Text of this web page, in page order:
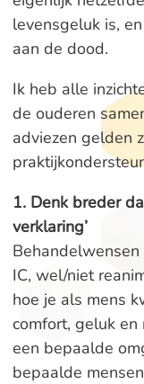
levensgeluk is,
aan de dood.
Ik heb alle
de ouderen
adviezen gelden
1. Denk breder
verklaring’
IC, wel/niet
hoe je als mens
comfort, geluk
een bepaalde
bepaalde